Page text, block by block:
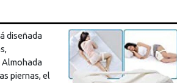
diseñada
Almohada
piernas, el